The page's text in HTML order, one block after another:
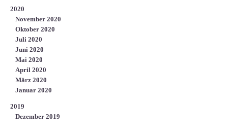
2020
November 2020
Oktober 2020
Juli 2020
Juni 2020
Mai 2020
April 2020
März 2020
Januar 2020
2019
Dezember 2019